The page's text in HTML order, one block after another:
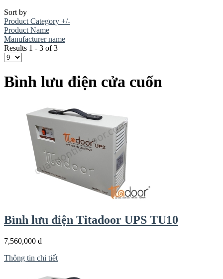
Sort by
Product Category +/-
Product Name
Manufacturer name
Results 1 - 3 of 3
Bình lưu điện cửa cuốn
Bình lưu điện Titadoor UPS TU10
7,560,000 đ
Thông tin chi tiết